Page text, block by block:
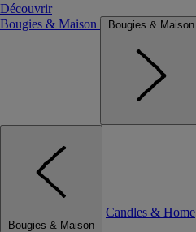
Découvrir
Bougies & Maison
Bougies & Maison
Bougies & Maison
Candles & Home